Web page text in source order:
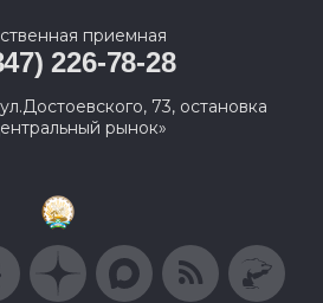
приемная
226-78-28
73, остановка
рынок»